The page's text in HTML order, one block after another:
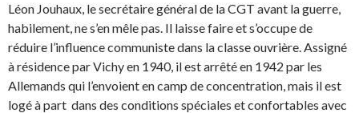
Léon Jouhaux, le secrétaire général de la CGT avant la guerre,
habilement, ne s’en mêle pas. Il laisse faire et s’occupe de
réduire l’influence communiste dans la classe ouvrière. Assigné
à résidence par Vichy en 1940, il est arrêté en 1942 par les
Allemands qui l’envoient en camp de concentration, mais il est
logé à part dans des conditions spéciales et confortables avec